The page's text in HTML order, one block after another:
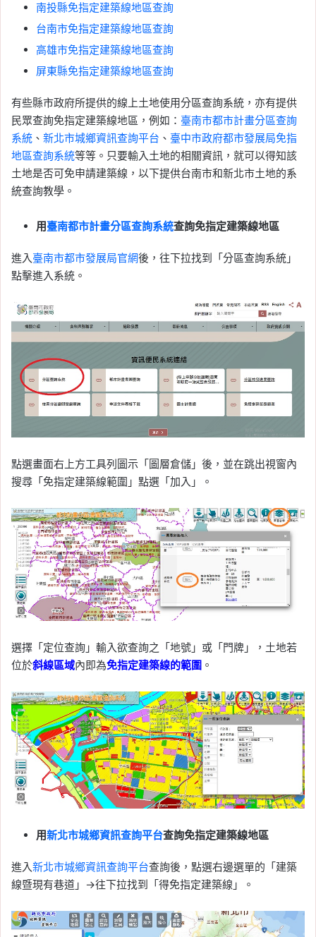
南投縣免指定建築線地區查詢
台南市免指定建築線地區查詢
高雄市免指定建築線地區查詢
屏東縣免指定建築線地區查詢
有些縣市政府所提供的線上土地使用分區查詢系統，亦有提供
民眾查詢免指定建築線地區，例如： 臺南市都市計畫分區查詢
系統 、 新北市城鄉資訊查詢平台 、 臺中市政府都市發展局免指
地區查詢系統等等。只要輸入土地的相關資訊，就可以得知該
土地是否可免申請建築線，以下提供台南市和新北市土地的系
統查詢教學。
用臺南都市計畫分區查詢系統查詢免指定建築線地區
進入臺南市都市發展局官網後，往下拉找到「分區查詢系統」
點擊進入系統。
點選畫面右上方工具列圖示「圖層倉儲」後，並在跳出視窗內
搜尋「免指定建築線範圍」點選「加入」。
選擇「定位查詢」輸入欲查詢之「地號」或「門牌」，土地若
位於斜線區域內即為免指定建築線的範圍 。
用新北市城鄉資訊查詢平台查詢免指定建築線地區
進入新北市城鄉資訊查詢平台查詢後，點選右邊選單的「建築
線暨現有巷道」→往下拉找到「得免指定建築線」。